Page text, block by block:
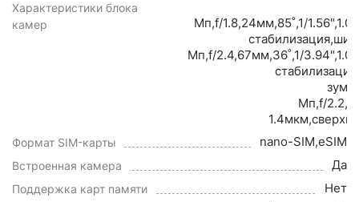
Характеристики блока
камер
Мп,f/1.8,24мм,85˚,1/
Мп,f/2.4,67мм,36˚,1/
Мп,f/
Формат SIM-карты nano-SIM,eSIM
Встроенная камера Да
Поддержка карт памяти Нет